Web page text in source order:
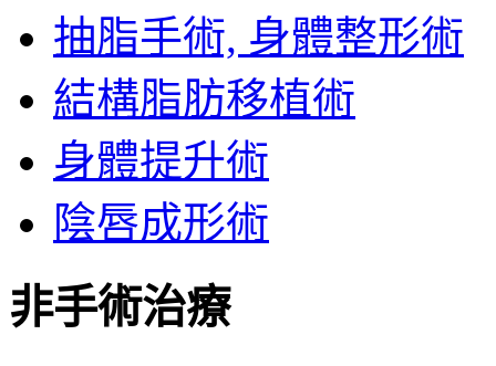
抽脂手術, 身體整形術
結構脂肪移植術
身體提升術
陰唇成形術
非手術治療